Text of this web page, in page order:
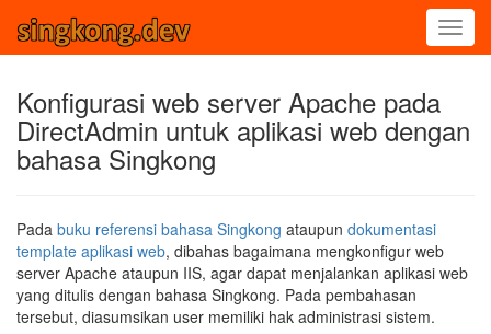
Konfigurasi web server Apache pada
DirectAdmin untuk aplikasi web dengan
bahasa Singkong
Pada buku referensi bahasa Singkong ataupun dokumentasi
template aplikasi web, dibahas bagaimana mengkonfigur web
server Apache ataupun IIS, agar dapat menjalankan aplikasi web
yang ditulis dengan bahasa Singkong. Pada pembahasan
tersebut, diasumsikan user memiliki hak administrasi sistem.